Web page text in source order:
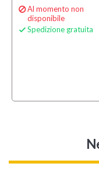
Al momento non
disponibile
 Spedizione gratuita